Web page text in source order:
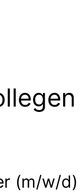
(m/w/d)